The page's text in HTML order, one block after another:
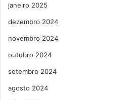
janeiro 2025
dezembro 2024
novembro 2024
outubro 2024
setembro 2024
agosto 2024